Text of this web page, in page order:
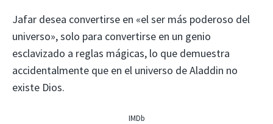
Jafar desea convertirse en «el ser más poderoso del
universo», solo para convertirse en un genio
esclavizado a reglas mágicas, lo que demuestra
accidentalmente que en el universo de Aladdin no
existe Dios.
IMDb